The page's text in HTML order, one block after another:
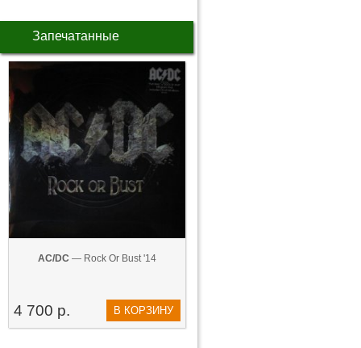
Запечатанные
AC/DC — Rock Or Bust '14
4 700 р. В КОРЗИНУ